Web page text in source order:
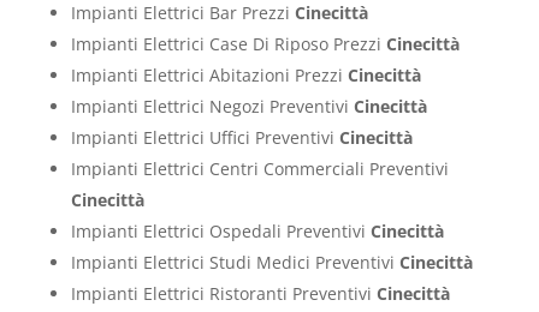
Impianti Elettrici Bar Prezzi Cinecittà
Impianti Elettrici Case Di Riposo Prezzi Cinecittà
Impianti Elettrici Abitazioni Prezzi Cinecittà
Impianti Elettrici Negozi Preventivi Cinecittà
Impianti Elettrici Uffici Preventivi Cinecittà
Impianti Elettrici Centri Commerciali Preventivi
Cinecittà
Impianti Elettrici Ospedali Preventivi Cinecittà
Impianti Elettrici Studi Medici Preventivi Cinecittà
Impianti Elettrici Ristoranti Preventivi Cinecittà